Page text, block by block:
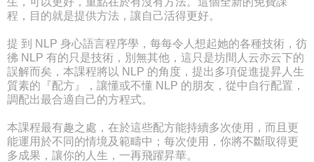
程，目的就是提供方法，讓自己活得更好。
提 到 NLP 身心語言程序學，每每令人想起她的各種技術，彷
彿 NLP 有的只是技術，別無其他，這只是坊間人云亦云下的
誤解而矣，本課程將以 NLP 的角度，提出多項促進提昇人生
質素的『配方』，讓懂或不懂 NLP 的朋友，從中自行配置，
調配出最合適自己的方程式。
本課程最有趣之處，在於這些配方能持續多次使用，而且更
能運用於不同的情境及範疇中；每次使用，你將不斷取得更
多成果，讓你的人生，一再飛躍昇華。